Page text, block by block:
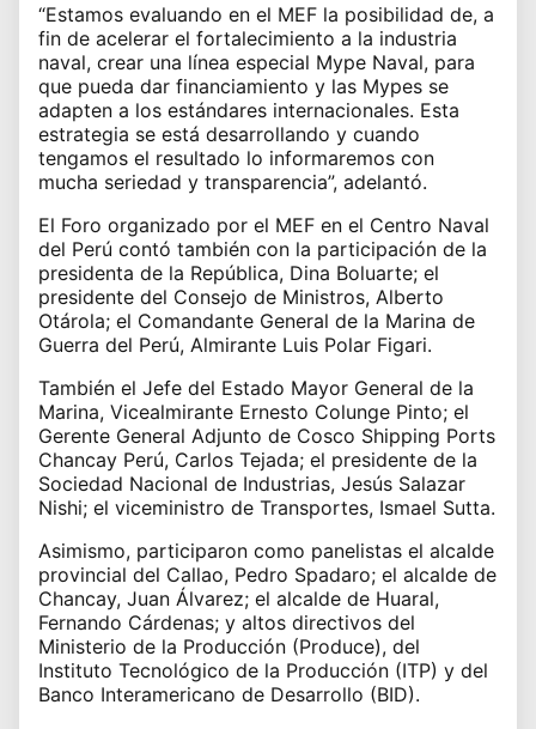
“Estamos evaluando en el MEF la posibilidad de, a
fin de acelerar el fortalecimiento a la industria
naval, crear una línea especial Mype Naval, para
que pueda dar financiamiento y las Mypes se
adapten a los estándares internacionales. Esta
estrategia se está desarrollando y cuando
tengamos el resultado lo informaremos con
mucha seriedad y transparencia”, adelantó.
El Foro organizado por el MEF en el Centro Naval
del Perú contó también con la participación de la
presidenta de la República, Dina Boluarte; el
presidente del Consejo de Ministros, Alberto
Otárola; el Comandante General de la Marina de
Guerra del Perú, Almirante Luis Polar Figari.
También el Jefe del Estado Mayor General de la
Marina, Vicealmirante Ernesto Colunge Pinto; el
Gerente General Adjunto de Cosco Shipping Ports
Chancay Perú, Carlos Tejada; el presidente de la
Sociedad Nacional de Industrias, Jesús Salazar
Nishi; el viceministro de Transportes, Ismael Sutta.
Asimismo, participaron como panelistas el alcalde
provincial del Callao, Pedro Spadaro; el alcalde de
Chancay, Juan Álvarez; el alcalde de Huaral,
Fernando Cárdenas; y altos directivos del
Ministerio de la Producción (Produce), del
Instituto Tecnológico de la Producción (ITP) y del
Banco Interamericano de Desarrollo (BID).